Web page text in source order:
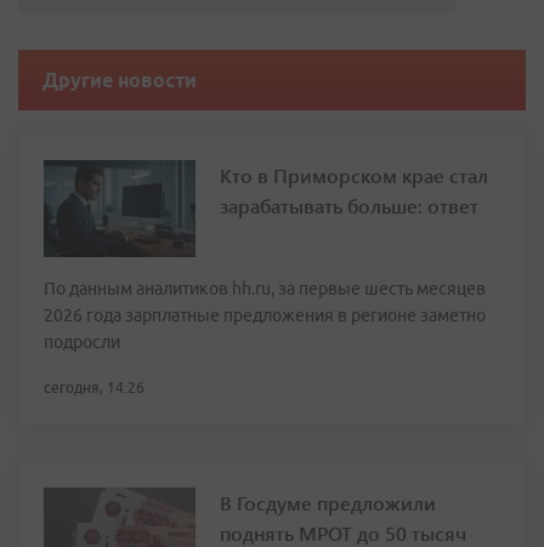
Другие новости
Кто в Приморском крае стал
зарабатывать больше: ответ
По данным аналитиков hh.ru, за первые шесть месяцев
2026 года зарплатные предложения в регионе заметно
подросли
сегодня, 14:26
В Госдуме предложили
поднять МРОТ до 50 тысяч